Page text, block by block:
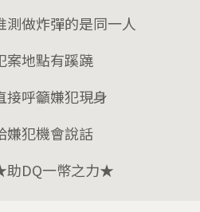
測做炸彈的是同一人
案地點有蹊蹺
接呼籲嫌犯現身
嫌犯機會說話
DQ一幣之力★